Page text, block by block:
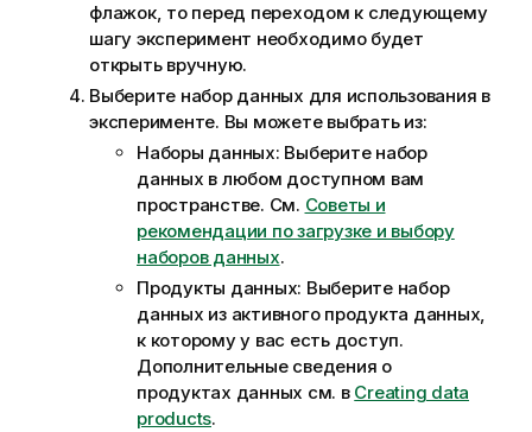
флажок, то перед переходом к следующему
шагу эксперимент необходимо будет
открыть вручную.
Выберите набор данных для использования в
эксперименте. Вы можете выбрать из:
Наборы данных: Выберите набор
данных в любом доступном вам
пространстве. См. Советы и
рекомендации по загрузке и выбору
наборов данных.
Продукты данных: Выберите набор
данных из активного продукта данных,
к которому у вас есть доступ.
Дополнительные сведения о
продуктах данных см. в Creating data
products.